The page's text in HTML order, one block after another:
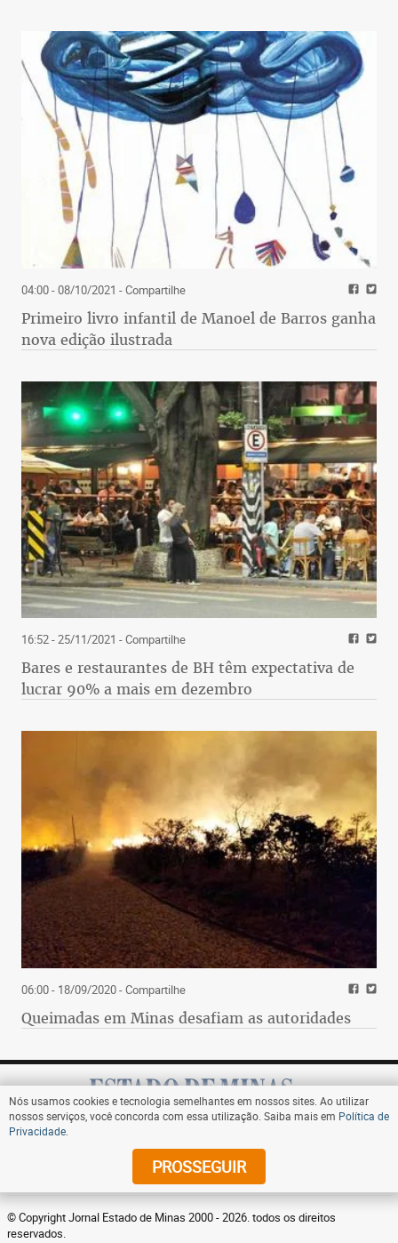
04:00 - 08/10/2021 - Compartilhe
Primeiro livro infantil de Manoel de Barros ganha
nova edição ilustrada
16:52 - 25/11/2021 - Compartilhe
Bares e restaurantes de BH têm expectativa de
lucrar 90% a mais em dezembro
06:00 - 18/09/2020- Compartilhe
Queimadas em Minas desafiam as autoridades
Assine
© Copyright Jornal Estado de Minas 2000 - 2026. todos os direitos
reservados.
Nós usamos cookies e tecnologia semelhantes em nossos sites. Ao utilizar
nossos serviços, você concorda com essa utilização. Saiba mais em Política de
Privacidade
PROSSEGUIR